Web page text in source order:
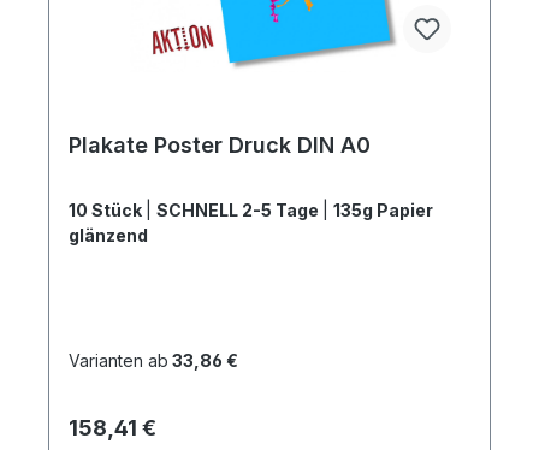
Plakate Poster Druck DIN A0
10 Stück SCHNELL 2-5 Tage
135g Papier
glänzend
Varianten ab 33,86 €
Regulärer Preis:
158,41 €